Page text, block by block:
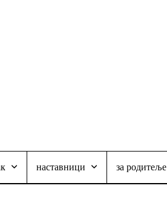
наставници за родитеље